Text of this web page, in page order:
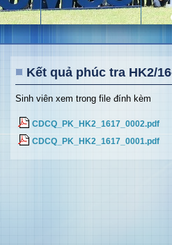
Kết quả phúc tra HK2/
Sinh viên xem trong file đính kèm
CDCQ_PK_HK2_1617_0002.pdf
CDCQ_PK_HK2_1617_0001.pdf